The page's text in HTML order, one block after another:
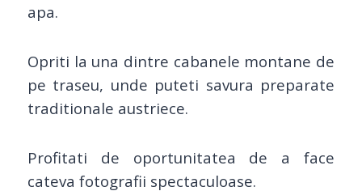
apa.
Opriti la una dintre cabanele montane de
pe traseu, unde puteti savura preparate
traditionale austriece.
Profitati de oportunitatea de a face
cateva fotografii spectaculoase.